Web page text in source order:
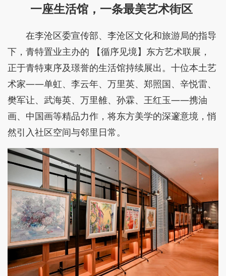
一座生活馆，一条最美艺术街区
在李沧区委宣传部、李沧区文化和旅游局的指导
下，青特置业主办的 【循序见境】东方艺术联展，
正于青特東序及璟誉的生活馆持续展出。十位本土艺
术家——单虹、李云年、万里英、郑照国、辛悦雷、
樊军让、武海英、万里雒、孙霖、王红玉——携油
画、中国画等精品力作，将东方美学的深邃意境，悄
然引入社区空间与邻里日常。